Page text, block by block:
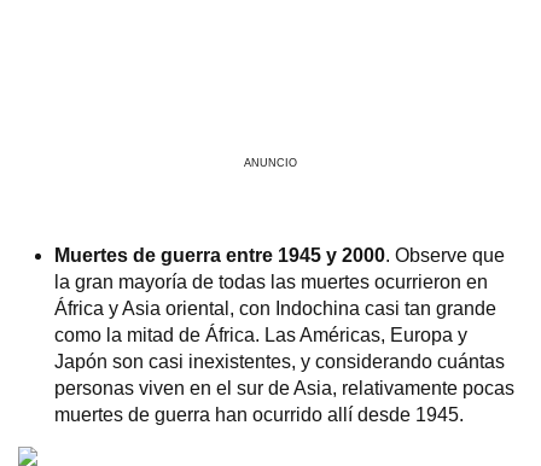
ANUNCIO
Muertes de guerra entre 1945 y 2000. Observe que
la gran mayoría de todas las muertes ocurrieron en
África y Asia oriental, con Indochina casi tan grande
como la mitad de África. Las Américas, Europa y
Japón son casi inexistentes, y considerando cuántas
personas viven en el sur de Asia, relativamente pocas
muertes de guerra han ocurrido allí desde 1945.